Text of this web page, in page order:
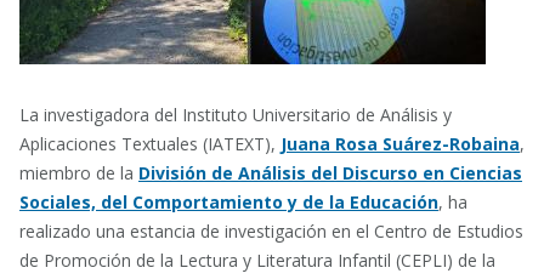
La investigadora del Instituto Universitario de Análisis y
Aplicaciones Textuales (IATEXT), Juana Rosa Suárez-Robaina,
miembro de la División de Análisis del Discurso en Ciencias
Sociales, del Comportamiento y de la Educación, ha
realizado una estancia de investigación en el Centro de Estudios
de Promoción de la Lectura y Literatura Infantil (CEPLI) de la